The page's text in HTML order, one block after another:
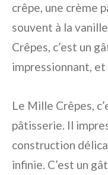
crêpe, une crème
souvent à la
Crêpes, c’est un
impressionnant,
Le Mille Crêpes,
pâtisserie. Il
construction
infinie. C’est un